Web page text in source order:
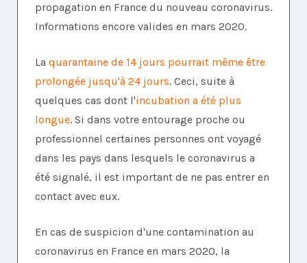
propagation en France du nouveau coronavirus.
Informations encore valides en mars 2020.
La quarantaine de 14 jours pourrait même être
prolongée jusqu'à 24 jours. Ceci, suite à
quelques cas dont l'incubation a été plus
longue. Si dans votre entourage proche ou
professionnel certaines personnes ont voyagé
dans les pays dans lesquels le coronavirus a
été signalé, il est important de ne pas entrer en
contact avec eux.
En cas de suspicion d'une contamination au
coronavirus en France en mars 2020, la